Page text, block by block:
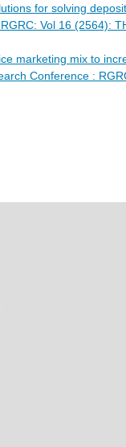
for solving
Vol 16 (2564):
marketing mix to
Conference :